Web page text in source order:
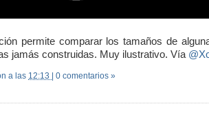
permite comparar los tamaños de
jamás construidas. Muy ilustrativo. Vía
a las 12:13 | 0 comentarios »